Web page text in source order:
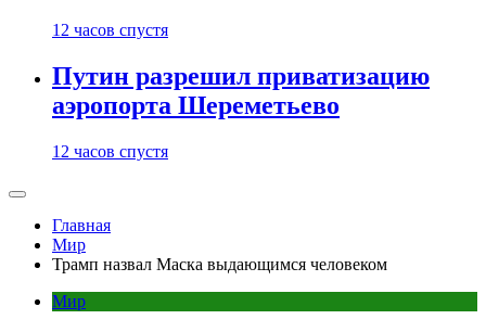
12 часов спустя
Путин разрешил приватизацию
аэропорта Шереметьево
12 часов спустя
Главная
Мир
Трамп назвал Маска выдающимся человеком
Мир